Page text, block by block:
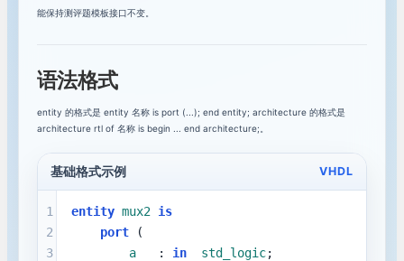
11 词法基础：注释、标识符和字面量
12 运算符与表达式：逻辑、比较和移位
constant与generic：参数化VHDL模块
模块层次化：entity例化与port map
能保持测评题模板接口不变。
语法格式
entity 的格式是 entity 名称 is port (...); end entity; architecture 的格式是
architecture rtl of 名称 is begin ... end architecture;。
基础格式示例 VHDL
1
2
3
entity mux2 is
port (
a
   :
in std_logic;